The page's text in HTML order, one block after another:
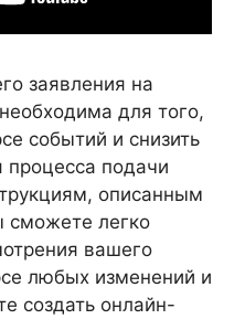
заявления на
для того,
событий и снизить
процесса подачи
описанным
сможете легко
вашего
любых изменений и
создать онлайн-